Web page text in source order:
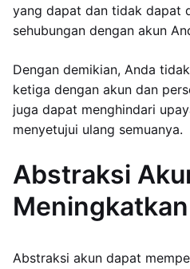
yang dapat dan tidak dapat
sehubungan dengan akun
Dengan demikian, Anda
ketiga dengan akun dan
juga dapat menghindari
menyetujui ulang semuanya.
Abstraksi
Abstraksi akun dapat